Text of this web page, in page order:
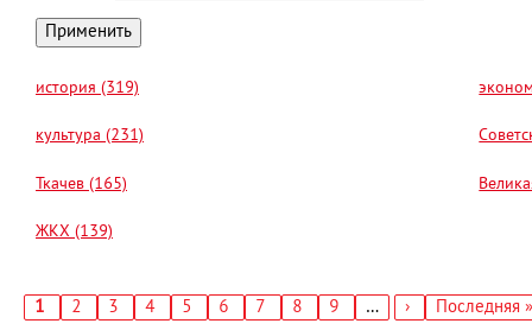
история (319)
культура (231)
Ткачев (165)
ЖКХ (139)
Текущая
1 Страница
2 Страница
3 Страница
4 Страница
5 Страница
6 Страница
7 Страница
8 Страница
9 …
Следующая
›
Последняя
Последняя »